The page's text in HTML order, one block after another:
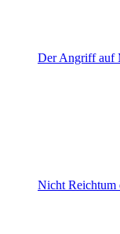
Der Angriff auf
Nicht